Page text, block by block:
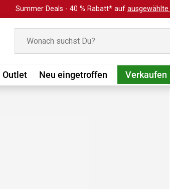
Summer Deals - 40 % Rabatt* auf ausgewählte
Outlet Neu eingetroffen Verkaufen